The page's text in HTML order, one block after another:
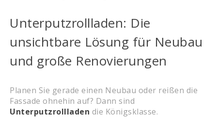
Unterputzrollladen: Die
unsichtbare Lösung für Neubau
und große Renovierungen
Planen Sie gerade einen Neubau oder reißen die
Fassade ohnehin auf? Dann sind
Unterputzrollladen die Königsklasse.